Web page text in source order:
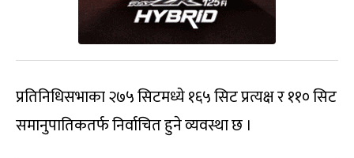
प्रतिनिधिसभाका २७५ सिटमध्ये १६५ सिट प्रत्यक्ष र ११० सिट
समानुपातिकतर्फ निर्वाचित हुने व्यवस्था छ ।